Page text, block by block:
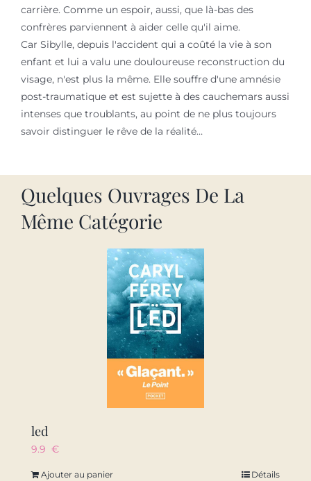
carrière. Comme un espoir, aussi, que là-bas des
confrères parviennent à aider celle qu'il aime.
Car Sibylle, depuis l'accident qui a coûté la vie à son
enfant et lui a valu une douloureuse reconstruction du
visage, n'est plus la même. Elle souffre d'une amnésie
post-traumatique et est sujette à des cauchemars aussi
intenses que troublants, au point de ne plus toujours
savoir distinguer le rêve de la réalité…
Quelques Ouvrages De La
Même Catégorie
led
9.9 €
Ajouter au panier Détails